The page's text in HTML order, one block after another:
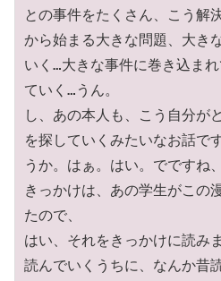
との事件をたくさん、こう解
から始まる大きな問題、大き
いく…大きな事件に巻き込ま
ていく…うん。
し、あの本人も、こう自分が
を探していくみたいなお話で
うか。はぁ。はい。でですね
きっかけは、あの学生がこの
たので、
はい、それをきっかけに読み
読んでいくうちに、なんか昔